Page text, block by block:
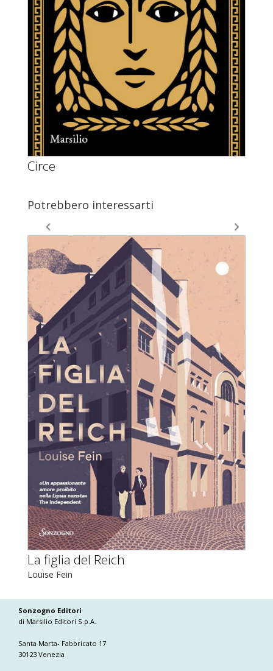
Circe
Potrebbero interessarti
La figlia del Reich
Louise Fein
Sonzogno Editori
di Marsilio Editori S.p.A.
Santa Marta- Fabbricato 17
30123 Venezia